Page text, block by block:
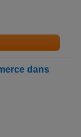
dans